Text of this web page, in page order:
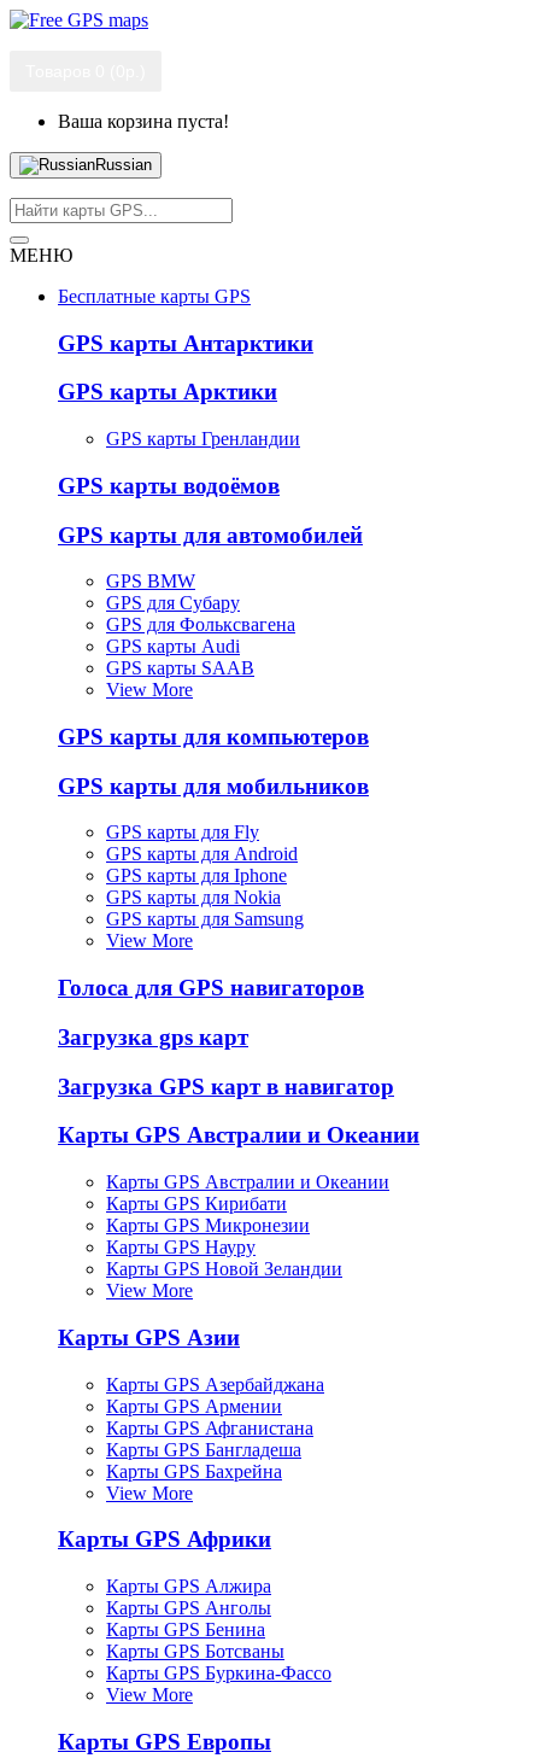
Ваша корзина пуста!
Russian
МЕНЮ
Бесплатные карты GPS
GPS карты Антарктики
GPS карты Арктики
GPS карты Гренландии
GPS карты водоёмов
GPS карты для автомобилей
GPS BMW
GPS для Субару
GPS для Фольксвагена
GPS карты Audi
GPS карты SAAB
View More
GPS карты для компьютеров
GPS карты для мобильников
GPS карты для Fly
GPS карты для Android
GPS карты для Iphone
GPS карты для Nokia
GPS карты для Samsung
View More
Голоса для GPS навигаторов
Загрузка gps карт
Загрузка GPS карт в навигатор
Карты GPS Австралии и Океании
Карты GPS Австралии и Океании
Карты GPS Кирибати
Карты GPS Микронезии
Карты GPS Науру
Карты GPS Новой Зеландии
View More
Карты GPS Азии
Карты GPS Азербайджана
Карты GPS Армении
Карты GPS Афганистана
Карты GPS Бангладеша
Карты GPS Бахрейна
View More
Карты GPS Африки
Карты GPS Алжира
Карты GPS Анголы
Карты GPS Бенина
Карты GPS Ботсваны
Карты GPS Буркина-Фассо
View More
Карты GPS Европы